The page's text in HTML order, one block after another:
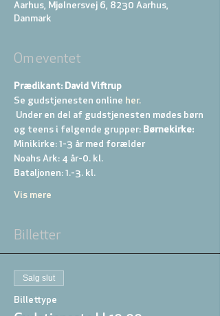
Aarhus, Mjølnersvej 6, 8230 Aarhus,
Danmark
Om eventet
Prædikant: David Viftrup
Se gudstjenesten online her.
og teens i følgende grupper: Børnekirke:
Minikirke: 1-3 år med forælder
Noahs Ark: 4 år-0. kl.
Bataljonen: 1.-3. kl.
Vis mere
Billetter
Salg slut
Billettype